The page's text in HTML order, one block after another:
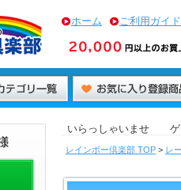
ホーム ご利用ガイド
いらっしゃいませ ゲ
レインボー倶楽部 TOP > レ